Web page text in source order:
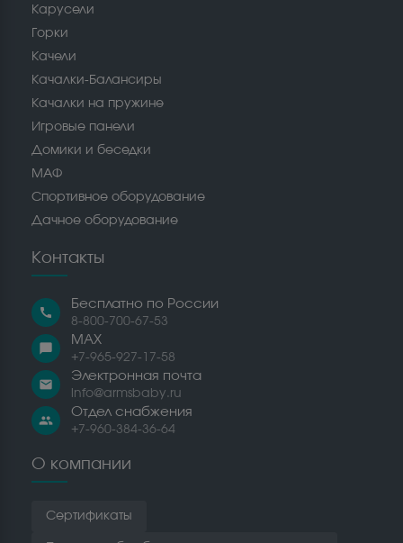
Карусели
Горки
Качели
Качалки-Балансиры
Качалки на пружине
Игровые панели
Домики и беседки
МАФ
Спортивное оборудование
Дачное оборудование
Контакты
call
Бесплатно по России
8-800-700-67-53
chat_bubble
MAX
+7-965-927-17-58
email
Электронная почта
info@armsbaby.ru
people
Отдел снабжения
+7-960-384-36-64
О компании
Сертификаты